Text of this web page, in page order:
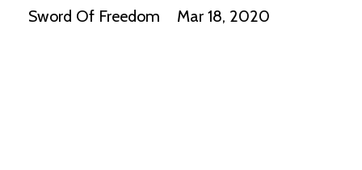
Sword Of Freedom
Mar 18, 2020